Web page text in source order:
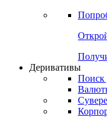
Деривативы
Поиск